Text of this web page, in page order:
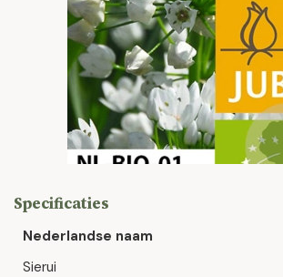
Specificaties
Nederlandse naam
Sierui